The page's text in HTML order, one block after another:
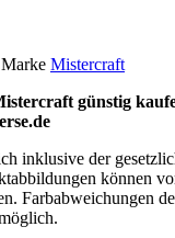
Mistercraft
günstig
inklusive der
können
Farbabweichungen